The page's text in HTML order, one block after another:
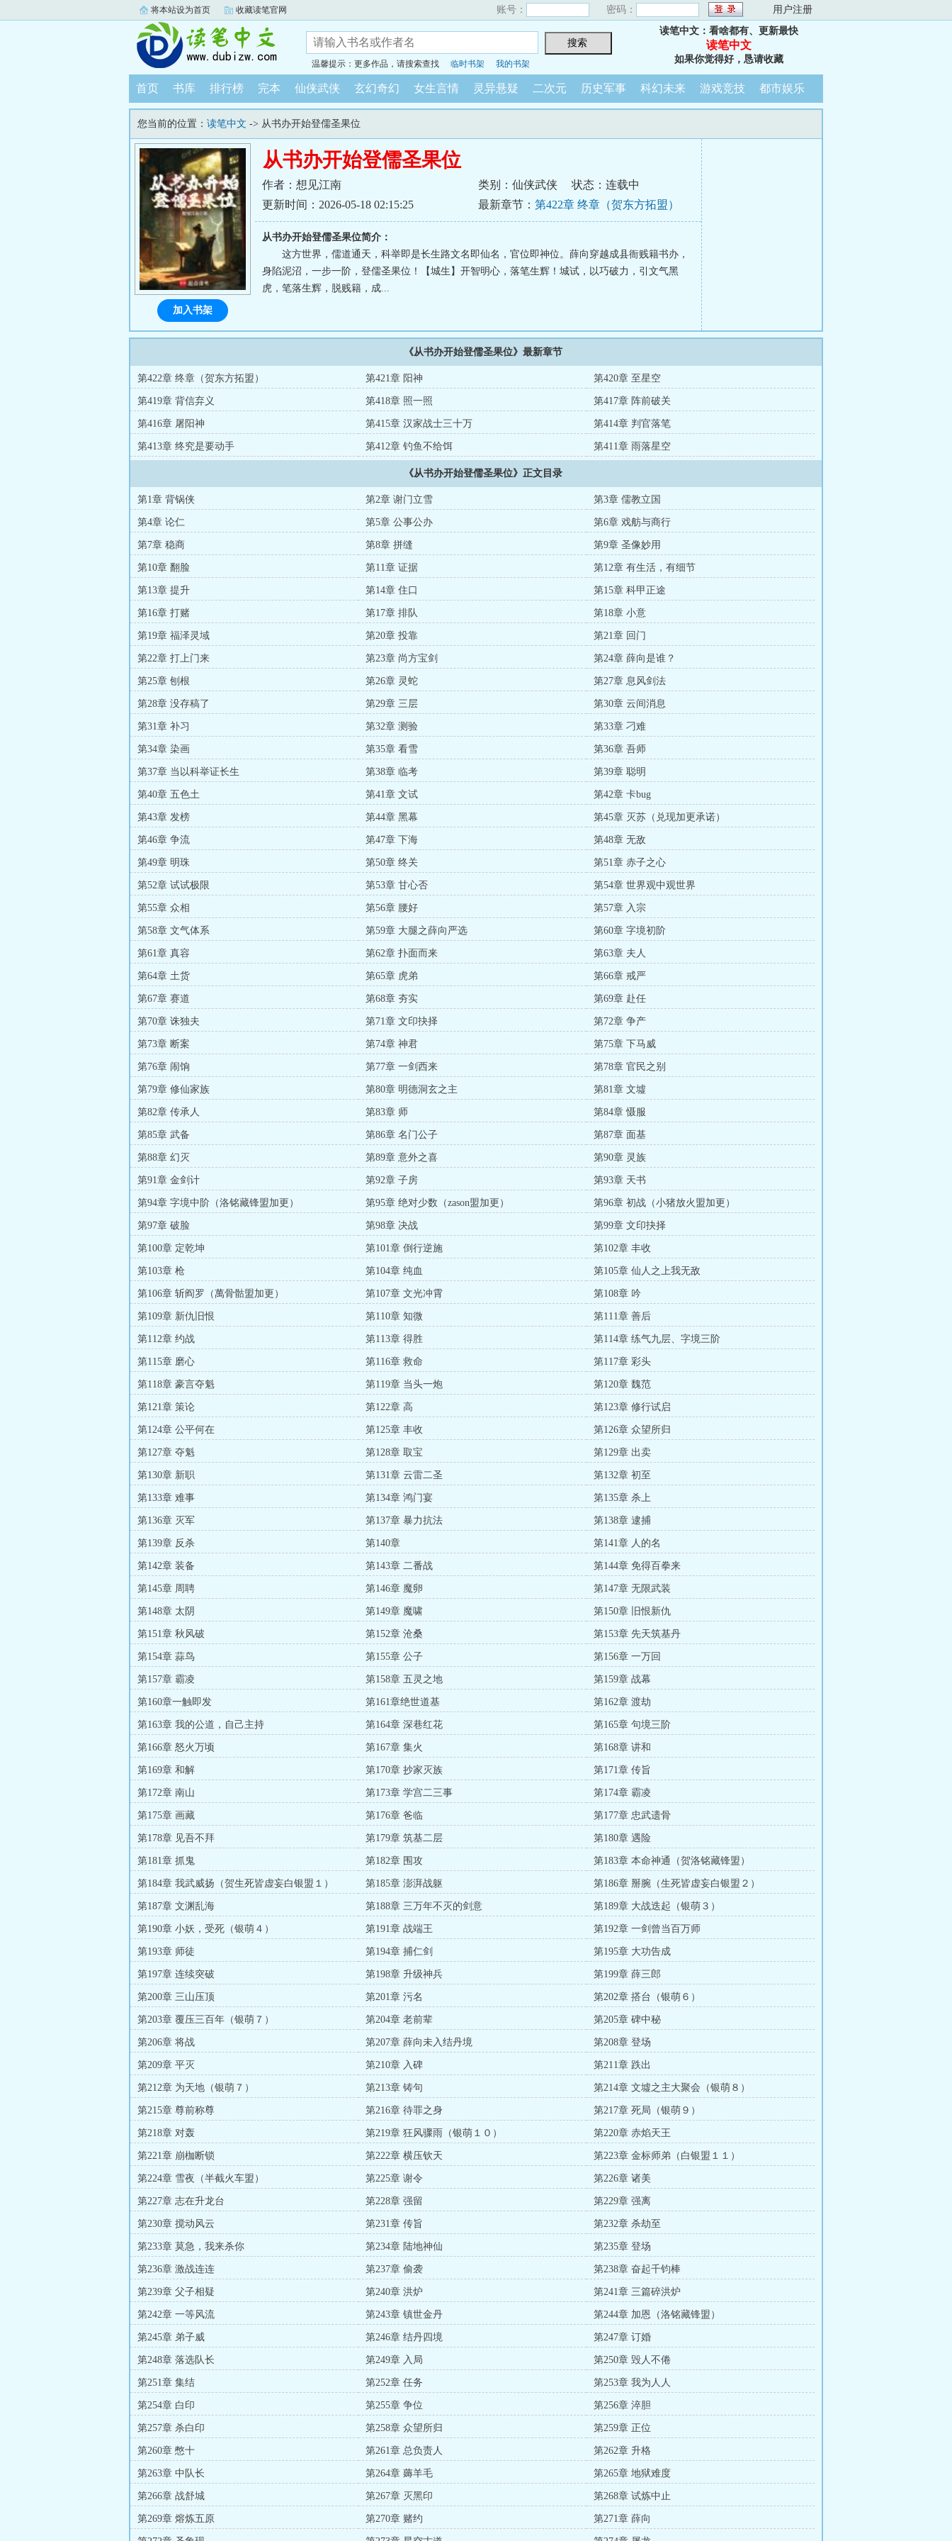
将本站设为首页 收藏读笔官网 账号： 密码： 用户注册
温馨提示：更多作品，请搜索查找 临时书架 我的书架
读笔中文：看啥都有、更新最快
读笔中文
如果你觉得好，恳请收藏
首页 书库 排行榜 完本 仙侠武侠 玄幻奇幻 女生言情 灵异悬疑 二次元 历史军事 科幻未来 游戏竞技 都市娱乐
您当前的位置： 读笔中文 -> 从书办开始登儒圣果位
从书办开始登儒圣果位
作者：想见江南 类别：仙侠武侠
状态：连载中
更新时间：2026-05-18 02:15:25
最新章节： 第422章 终章（贺东方拓盟）
从书办开始登儒圣果位简介：
这方世界，儒道通天，科举即是长生路文名即仙名，官位即神位。薛向穿越成县衙贱籍书办，
身陷泥沼，一步一阶，登儒圣果位！【城生】开智明心，落笔生辉！城试，以巧破力，引文气黑
虎，笔落生辉，脱贱籍，成...
加入书架
《从书办开始登儒圣果位》最新章节
第422章 终章（贺东方拓盟） 第421章 阳神 第420章 至星空
第419章 背信弃义 第418章 照一照 第417章 阵前破关
第416章 屠阳神 第415章 汉家战士三十万 第414章 判官落笔
第413章 终究是要动手 第412章 钓鱼不给饵 第411章 雨落星空
《从书办开始登儒圣果位》正文目录
第1章 背锅侠 第2章 谢门立雪 第3章 儒教立国
第4章 论仁 第5章 公事公办 第6章 戏舫与商行
第7章 稳商 第8章 拼缝 第9章 圣像妙用
第10章 翻脸 第11章 证据 第12章 有生活，有细节
第13章 提升 第14章 住口 第15章 科甲正途
第16章 打赌 第17章 排队 第18章 小意
第19章 福泽灵域 第20章 投靠 第21章 回门
第22章 打上门来 第23章 尚方宝剑 第24章 薛向是谁？
第25章 刨根 第26章 灵蛇 第27章 息风剑法
第28章 没存稿了 第29章 三层 第30章 云间消息
第31章 补习 第32章 测验 第33章 刁难
第34章 染画 第35章 看雪 第36章 吾师
第37章 当以科举证长生 第38章 临考 第39章 聪明
第40章 五色土 第41章 文试 第42章 卡bug
第43章 发榜 第44章 黑幕 第45章 灭苏（兑现加更承诺）
第46章 争流 第47章 下海 第48章 无敌
第49章 明珠 第50章 终关 第51章 赤子之心
第52章 试试极限 第53章 甘心否 第54章 世界观中观世界
第55章 众相 第56章 腰好 第57章 入宗
第58章 文气体系 第59章 大腿之薛向严选 第60章 字境初阶
第61章 真容 第62章 扑面而来 第63章 夫人
第64章 土货 第65章 虎弟 第66章 戒严
第67章 赛道 第68章 夯实 第69章 赴任
第70章 诛独夫 第71章 文印抉择 第72章 争产
第73章 断案 第74章 神君 第75章 下马威
第76章 闹饷 第77章 一剑西来 第78章 官民之别
第79章 修仙家族 第80章 明德洞玄之主 第81章 文墟
第82章 传承人 第83章 师 第84章 慑服
第85章 武备 第86章 名门公子 第87章 面基
第88章 幻灭 第89章 意外之喜 第90章 灵族
第91章 金剑计 第92章 子房 第93章 天书
第94章 字境中阶（洛铭藏锋盟加更） 第95章 绝对少数（zason盟加更） 第96章 初战（小猪放火盟加更）
第97章 破脸 第98章 决战 第99章 文印抉择
第100章 定乾坤 第101章 倒行逆施 第102章 丰收
第103章 枪 第104章 纯血 第105章 仙人之上我无敌
第106章 斩阎罗（萬骨骷盟加更） 第107章 文光冲霄 第108章 吟
第109章 新仇旧恨 第110章 知微 第111章 善后
第112章 约战 第113章 得胜 第114章 练气九层、字境三阶
第115章 磨心 第116章 救命 第117章 彩头
第118章 豪言夺魁 第119章 当头一炮 第120章 魏范
第121章 策论 第122章 高 第123章 修行试启
第124章 公平何在 第125章 丰收 第126章 众望所归
第127章 夺魁 第128章 取宝 第129章 出卖
第130章 新职 第131章 云雷二圣 第132章 初至
第133章 难事 第134章 鸿门宴 第135章 杀上
第136章 灭军 第137章 暴力抗法 第138章 逮捕
第139章 反杀 第140章 第141章 人的名
第142章 装备 第143章 二番战 第144章 免得百拳来
第145章 周聘 第146章 魔卵 第147章 无限武装
第148章 太阴 第149章 魔啸 第150章 旧恨新仇
第151章 秋风破 第152章 沧桑 第153章 先天筑基丹
第154章 蒜鸟 第155章 公子 第156章 一万回
第157章 霸凌 第158章 五灵之地 第159章 战幕
第160章一触即发 第161章绝世道基 第162章 渡劫
第163章 我的公道，自己主持 第164章 深巷红花 第165章 句境三阶
第166章 怒火万顷 第167章 集火 第168章 讲和
第169章 和解 第170章 抄家灭族 第171章 传旨
第172章 南山 第173章 学宫二三事 第174章 霸凌
第175章 画藏 第176章 爸临 第177章 忠武遗骨
第178章 见吾不拜 第179章 筑基二层 第180章 遇险
第181章 抓鬼 第182章 围攻 第183章 本命神通（贺洛铭藏锋盟）
第184章 我武威扬（贺生死皆虚妄白银盟１） 第185章 澎湃战躯 第186章 掰腕（生死皆虚妄白银盟２）
第187章 文渊乱海 第188章 三万年不灭的剑意 第189章 大战迭起（银萌３）
第190章 小妖，受死（银萌４） 第191章 战端王 第192章 一剑曾当百万师
第193章 师徒 第194章 捕仁剑 第195章 大功告成
第197章 连续突破 第198章 升级神兵 第199章 薛三郎
第200章 三山压顶 第201章 污名 第202章 搭台（银萌６）
第203章 覆压三百年（银萌７） 第204章 老前辈 第205章 碑中秘
第206章 将战 第207章 薛向未入结丹境 第208章 登场
第209章 平灭 第210章 入碑 第211章 跌出
第212章 为天地（银萌７） 第213章 铸句 第214章 文墟之主大聚会（银萌８）
第215章 尊前称尊 第216章 待罪之身 第217章 死局（银萌９）
第218章 对轰 第219章 狂风骤雨（银萌１０） 第220章 赤焰天王
第221章 崩枷断锁 第222章 横压钦天 第223章 金标师弟（白银盟１１）
第224章 雪夜（半截火车盟） 第225章 谢令 第226章 诸美
第227章 志在升龙台 第228章 强留 第229章 强离
第230章 搅动风云 第231章 传旨 第232章 杀劫至
第233章 莫急，我来杀你 第234章 陆地神仙 第235章 登场
第236章 激战连连 第237章 偷袭 第238章 奋起千钧棒
第239章 父子相疑 第240章 洪炉 第241章 三篇碎洪炉
第242章 一等风流 第243章 镇世金丹 第244章 加恩（洛铭藏锋盟）
第245章 弟子威 第246章 结丹四境 第247章 订婚
第248章 落选队长 第249章 入局 第250章 毁人不倦
第251章 集结 第252章 任务 第253章 我为人人
第254章 白印 第255章 争位 第256章 淬胆
第257章 杀白印 第258章 众望所归 第259章 正位
第260章 憋十 第261章 总负责人 第262章 升格
第263章 中队长 第264章 薅羊毛 第265章 地狱难度
第266章 战舒城 第267章 灭黑印 第268章 试炼中止
第269章 熔炼五原 第270章 赌约 第271章 薛向